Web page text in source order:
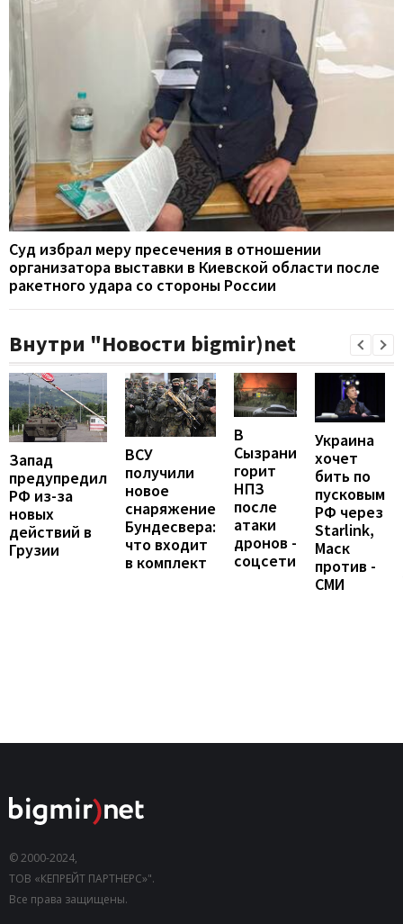
Суд избрал меру пресечения в отношении
организатора выставки в Киевской области после
ракетного удара со стороны России
Внутри "Новости bigmir)net
Запад
предупредил
РФ из-за
новых
действий в
Грузии
ВСУ
получили
новое
снаряжение
Бундесвера:
что входит
в комплект
В
Сызрани
горит
НПЗ
после
атаки
дронов -
соцсети
Украина
хочет
бить по
пусковым
РФ через
Starlink,
Маск
против -
СМИ
© 2000-2024,
ТОВ «КЕПРЕЙТ ПАРТНЕРС»".
Все права защищены.